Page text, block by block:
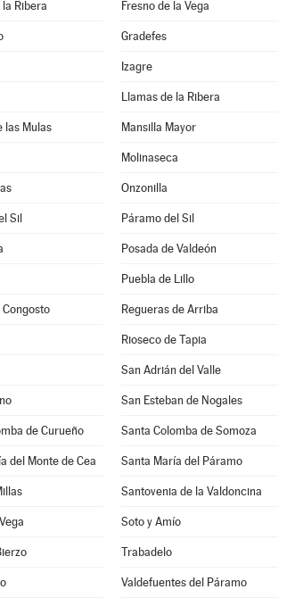
la Ribera Fresno de la Vega
Gradefes
Izagre
Llamas de la Ribera
las Mulas Mansilla Mayor
Molinaseca
Onzonilla
Sil Páramo del Sil
Posada de Valdeón
Puebla de Lillo
Regueras de Arriba
Rioseco de Tapia
San Adrián del Valle
San Esteban de Nogales
de Curueño Santa Colomba de Somoza
del Monte de Cea Santa María del Páramo
Santovenia de la Valdoncina
Soto y Amío
Trabadelo
Valdefuentes del Páramo